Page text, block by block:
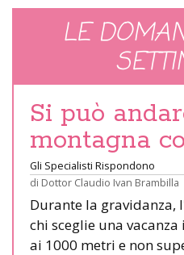
LE
Si può
montagna
Gli Specialisti Rispondono
di Dottor Claudio Ivan Brambilla
Durante la
chi sceglie una
ai 1000 metri e non